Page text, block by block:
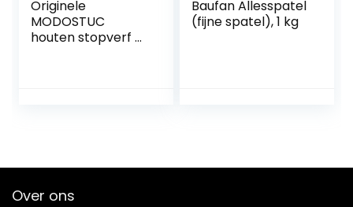
Originele
MODOSTUC
houten stopverf –
ideaal voor het
houtschade, kleur
Baufan Allesspatel
(fijne spatel), 1 kg
Over ons